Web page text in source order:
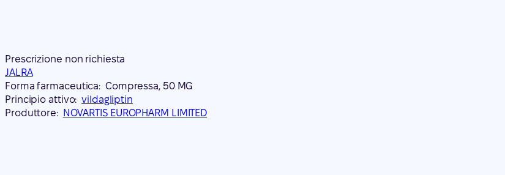
Prescrizione non richiesta
JALRA
Forma farmaceutica: Compressa, 50 MG
Principio attivo: vildagliptin
Produttore: NOVARTIS EUROPHARM LIMITED